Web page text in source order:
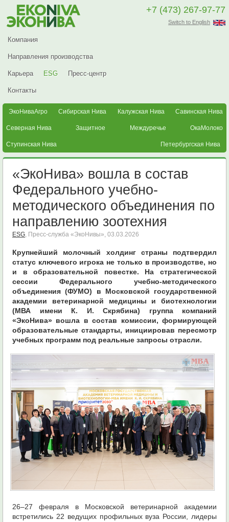
Компания
Направления производства
Карьера ESG Пресс-центр
Контакты
+7 (473) 267-97-77
Switch to English
ЭкоНиваАгро Сибирская Нива Калужская Нива Савинская Нива
Северная Нива Защитное Междуречье ОкаМолоко
Ступинская Нива Петербургская Нива
«ЭкоНива» вошла в состав
Федерального учебно-
методического объединения по
направлению зоотехния
ESG, Пресс-служба «ЭкоНивы», 03.03.2026
Крупнейший молочный холдинг страны подтвердил
статус ключевого игрока не только в производстве, но
и в образовательной повестке. На стратегической
сессии Федерального учебно-методического
объединения (ФУМО) в Московской государственной
академии ветеринарной медицины и биотехнологии
(МВА имени К. И. Скрябина) группа компаний
«ЭкоНива» вошла в состав комиссии, формирующей
образовательные стандарты, инициировав пересмотр
учебных программ под реальные запросы отрасли.
26–27 февраля в Московской ветеринарной академии
встретились 22 ведущих профильных вуза России, лидеры